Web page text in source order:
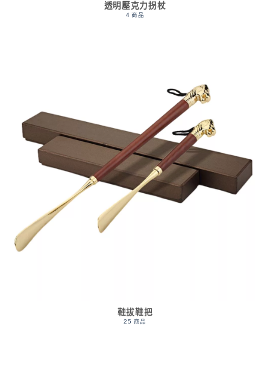
透明壓克力拐杖
4 商品
鞋拔鞋把
25 商品